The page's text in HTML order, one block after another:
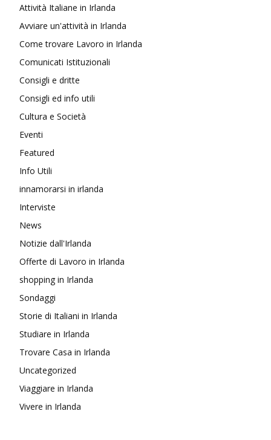
Attività Italiane in Irlanda
Avviare un'attività in Irlanda
Come trovare Lavoro in Irlanda
Comunicati Istituzionali
Consigli e dritte
Consigli ed info utili
Cultura e Società
Eventi
Featured
Info Utili
innamorarsi in irlanda
Interviste
News
Notizie dall'Irlanda
Offerte di Lavoro in Irlanda
shopping in Irlanda
Sondaggi
Storie di Italiani in Irlanda
Studiare in Irlanda
Trovare Casa in Irlanda
Uncategorized
Viaggiare in Irlanda
Vivere in Irlanda